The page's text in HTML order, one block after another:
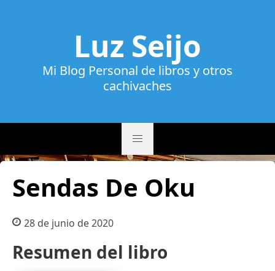
Luz Seijo
Mi Blog Personal de libros y otros
cachivaches
Sendas De Oku
28 de junio de 2020
Resumen del libro